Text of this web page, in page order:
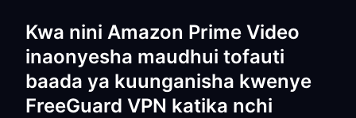
Kwa nini Amazon Prime Video
inaonyesha maudhui tofauti
baada ya kuunganisha kwenye
FreeGuard VPN katika nchi